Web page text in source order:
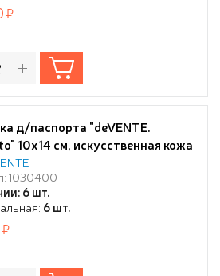
д/паспорта "deVENTE.
10x14 см, искусственная кожа
поролон, отстрочка, 5
для визиток, в пластиковом
европодвесом, бордовая
1030400
6 шт.
6 шт.